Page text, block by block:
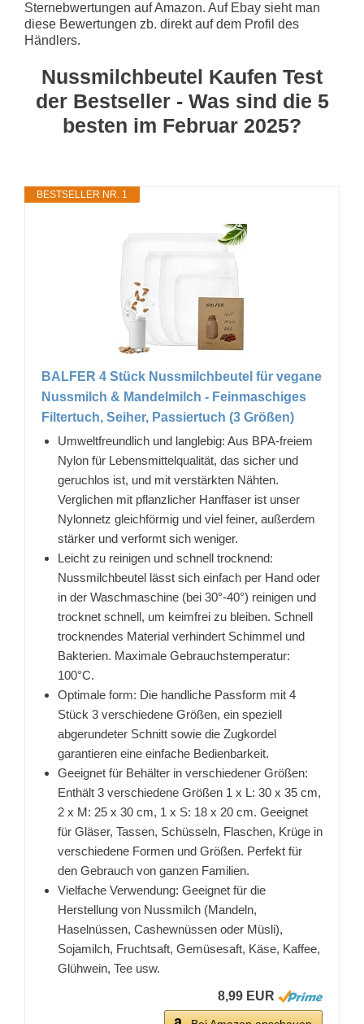
Sternebwertungen auf Amazon. Auf Ebay sieht man
diese Bewertungen zb. direkt auf dem Profil des
Händlers.
Nussmilchbeutel Kaufen Test
der Bestseller - Was sind die 5
besten im Februar 2025?
BESTSELLER NR. 1
BALFER 4 Stück Nussmilchbeutel für vegane
Nussmilch & Mandelmilch - Feinmaschiges
Filtertuch, Seiher, Passiertuch (3 Größen)
Umweltfreundlich und langlebig: Aus BPA-freiem
Nylon für Lebensmittelqualität, das sicher und
geruchlos ist, und mit verstärkten Nähten.
Verglichen mit pflanzlicher Hanffaser ist unser
Nylonnetz gleichförmig und viel feiner, außerdem
stärker und verformt sich weniger.
Leicht zu reinigen und schnell trocknend:
Nussmilchbeutel lässt sich einfach per Hand oder
in der Waschmaschine (bei 30°-40°) reinigen und
trocknet schnell, um keimfrei zu bleiben. Schnell
trocknendes Material verhindert Schimmel und
Bakterien. Maximale Gebrauchstemperatur:
100°C.
Optimale form: Die handliche Passform mit 4
Stück 3 verschiedene Größen, ein speziell
abgerundeter Schnitt sowie die Zugkordel
garantieren eine einfache Bedienbarkeit.
Geeignet für Behälter in verschiedener Größen:
Enthält 3 verschiedene Größen 1 x L: 30 x 35 cm,
2 x M: 25 x 30 cm, 1 x S: 18 x 20 cm. Geeignet
für Gläser, Tassen, Schüsseln, Flaschen, Krüge in
verschiedene Formen und Größen. Perfekt für
den Gebrauch von ganzen Familien.
Vielfache Verwendung: Geeignet für die
Herstellung von Nussmilch (Mandeln,
Haselnüssen, Cashewnüssen oder Müsli),
Sojamilch, Fruchtsaft, Gemüsesaft, Käse, Kaffee,
Glühwein, Tee usw.
8,99 EUR